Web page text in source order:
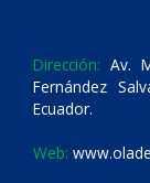
Dirección: Av.
Fernández
Ecuador.
Web: